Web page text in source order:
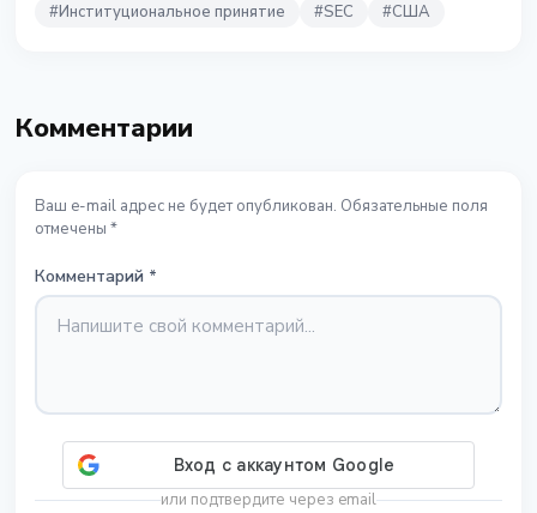
#Институциональное принятие #SEC #США
Комментарии
Ваш e-mail адрес не будет опубликован. Обязательные поля
отмечены *
Комментарий *
или подтвердите через email